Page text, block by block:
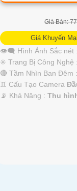
Giá Bán:
Giá Khuyến
👁️‍🗨 Hình Ảnh Sắc nét :
✳️ Trang Bị Công Nghệ :
🔴 Tầm Nhìn Ban Đêm :
♊ Cấu Tạo Camera
️📡 Khả Năng : Thu